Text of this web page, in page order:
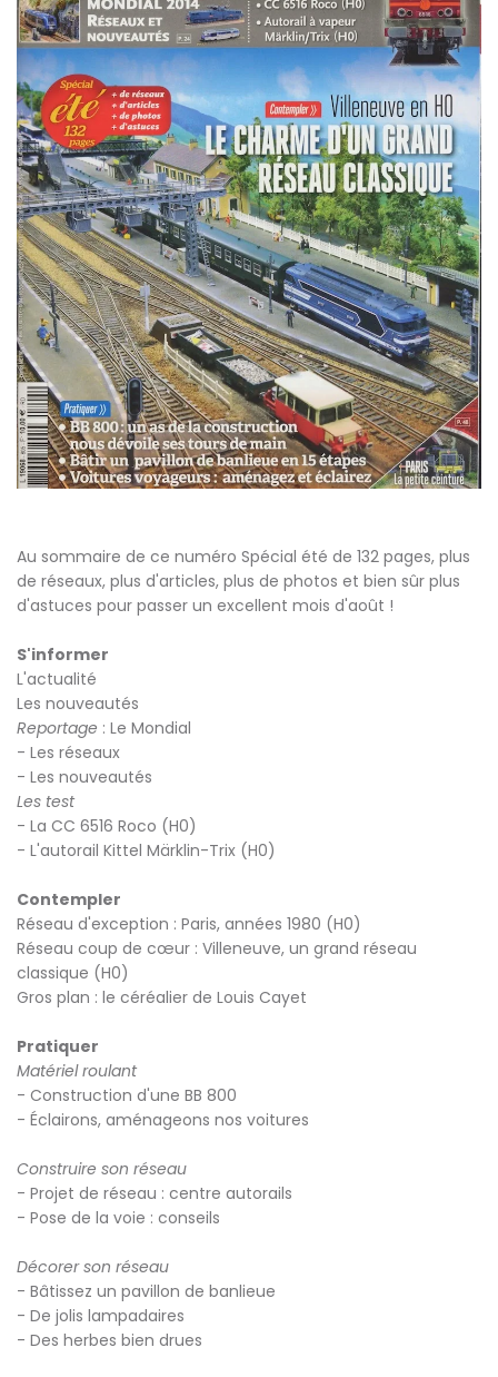
Au sommaire de ce numéro Spécial été de 132 pages, plus
de réseaux, plus d'articles, plus de photos et bien sûr plus
d'astuces pour passer un excellent mois d'août !
S'informer
L'actualité
Les nouveautés
Reportage : Le Mondial
- Les réseaux
- Les nouveautés
Les test
- La CC 6516 Roco (H0)
- L'autorail Kittel Märklin-Trix (H0)
Contempler
Réseau d'exception : Paris, années 1980 (H0)
Réseau coup de cœur : Villeneuve, un grand réseau
classique (H0)
Gros plan : le céréalier de Louis Cayet
Pratiquer
Matériel roulant
- Construction d'une BB 800
- Éclairons, aménageons nos voitures
Construire son réseau
- Projet de réseau : centre autorails
- Pose de la voie : conseils
Décorer son réseau
- Bâtissez un pavillon de banlieue
- De jolis lampadaires
- Des herbes bien drues